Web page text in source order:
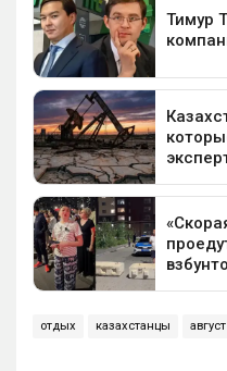
отдых казахстанцы август